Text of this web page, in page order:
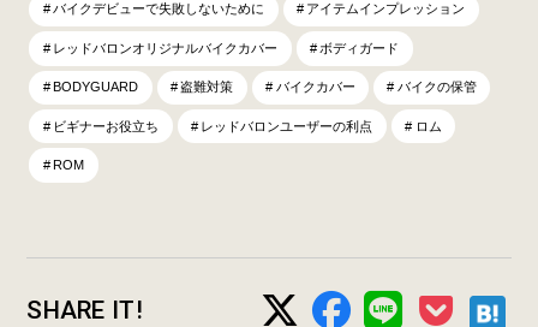
バイクデビューで失敗しないために アイテムインプレッション
レッドバロンオリジナルバイクカバー ボディガード
BODYGUARD 盗難対策 バイクカバー バイクの保管
ビギナーお役立ち レッドバロンユーザーの利点 ロム
ROM
SHARE IT!